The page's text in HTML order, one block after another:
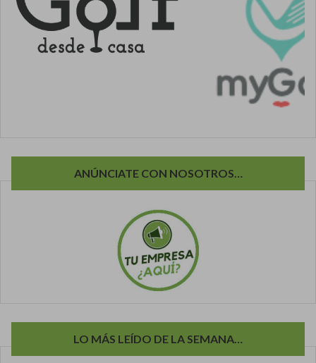
ANÚNCIATE CON NOSOTROS…
LO MÁS LEÍDO DE LA SEMANA…